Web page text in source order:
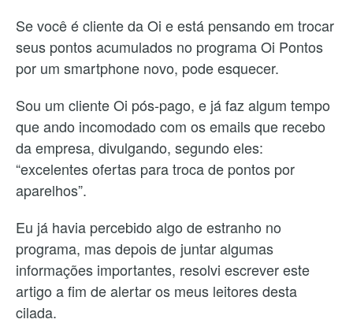
Se você é cliente da Oi e está pensando em trocar
seus pontos acumulados no programa Oi Pontos
por um smartphone novo, pode esquecer.
Sou um cliente Oi pós-pago, e já faz algum tempo
que ando incomodado com os emails que recebo
da empresa, divulgando, segundo eles:
“excelentes ofertas para troca de pontos por
aparelhos”.
Eu já havia percebido algo de estranho no
programa, mas depois de juntar algumas
informações importantes, resolvi escrever este
artigo a fim de alertar os meus leitores desta
cilada.